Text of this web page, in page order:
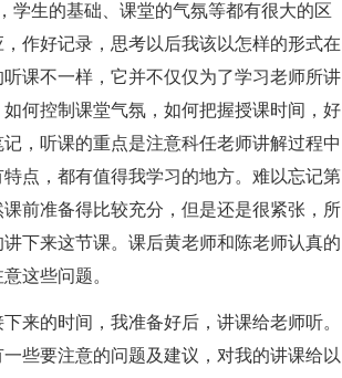
学生的基础、课堂的气氛等都有很大的区
作好记录，思考以后我该以怎样的形式在
课不一样，它并不仅仅为了学习老师所讲
何控制课堂气氛，如何把握授课时间，好
，听课的重点是注意科任老师讲解过程中
点，都有值得我学习的地方。难以忘记第
前准备得比较充分，但是还是很紧张，所
下来这节课。课后黄老师和陈老师认真的
这些问题。
来的时间，我准备好后，讲课给老师听。
些要注意的问题及建议，对我的讲课给以